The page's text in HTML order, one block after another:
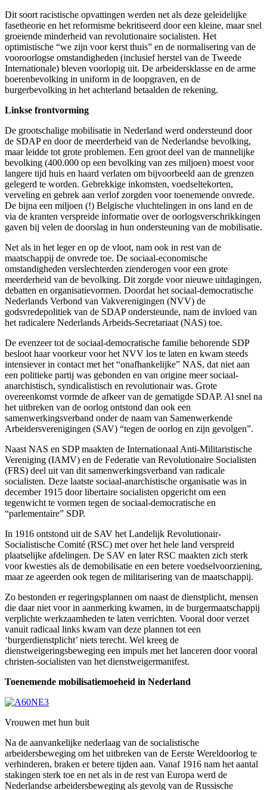
Dit soort racistische opvattingen werden net als deze geleidelijke
fasetheorie en het reformisme bekritiseerd door een kleine, maar snel
groeiende minderheid van revolutionaire socialisten. Het
optimistische “we zijn voor kerst thuis” en de normalisering van de
vooroorlogse omstandigheden (inclusief herstel van de Tweede
Internationale) bleven voorlopig uit. De arbeidersklasse en de arme
boerenbevolking in uniform in de loopgraven, en de
burgerbevolking in het achterland betaalden de rekening.
Linkse frontvorming
De grootschalige mobilisatie in Nederland werd ondersteund door
de SDAP en door de meerderheid van de Nederlandse bevolking,
maar leidde tot grote problemen. Een groot deel van de mannelijke
bevolking (400.000 op een bevolking van zes miljoen) moest voor
langere tijd huis en haard verlaten om bijvoorbeeld aan de grenzen
gelegerd te worden. Gebrekkige inkomsten, voedseltekorten,
verveling en gebrek aan verlof zorgden voor toenemende onvrede.
De bijna een miljoen (!) Belgische vluchtelingen in ons land en de
via de kranten verspreide informatie over de oorlogsverschrikkingen
gaven bij velen de doorslag in hun ondersteuning van de mobilisatie.
Net als in het leger en op de vloot, nam ook in rest van de
maatschappij de onvrede toe. De sociaal-economische
omstandigheden verslechterden zienderogen voor een grote
meerderheid van de bevolking. Dit zorgde voor nieuwe uitdagingen,
debatten en organisatievormen. Doordat het sociaal-democratische
Nederlands Verbond van Vakverenigingen (NVV) de
godsvredepolitiek van de SDAP ondersteunde, nam de invloed van
het radicalere Nederlands Arbeids-Secretariaat (NAS) toe.
De evenzeer tot de sociaal-democratische familie behorende SDP
besloot haar voorkeur voor het NVV los te laten en kwam steeds
intensiever in contact met het “onafhankelijke” NAS, dat niet aan
een politieke partij was gebonden en van origine meer sociaal-
anarchistisch, syndicalistisch en revolutionair was. Grote
overeenkomst vormde de afkeer van de gematigde SDAP. Al snel na
het uitbreken van de oorlog ontstond dan ook een
samenwerkingsverband onder de naam van Samenwerkende
Arbeidersverenigingen (SAV) “tegen de oorlog en zijn gevolgen”.
Naast NAS en SDP maakten de Internationaal Anti-Militaristische
Vereniging (IAMV) en de Federatie van Revolutionaire Socialisten
(FRS) deel uit van dit samenwerkingsverband van radicale
socialisten. Deze laatste sociaal-anarchistische organisatie was in
december 1915 door libertaire socialisten opgericht om een
tegenwicht te vormen tegen de sociaal-democratische en
“parlementaire” SDP.
In 1916 ontstond uit de SAV het Landelijk Revolutionair-
Socialistische Comité (RSC) met over het hele land verspreid
plaatselijke afdelingen. De SAV en later RSC maakten zich sterk
voor kwesties als de demobilisatie en een betere voedselvoorziening,
maar ze ageerden ook tegen de militarisering van de maatschappij.
Zo bestonden er regeringsplannen om naast de dienstplicht, mensen
die daar niet voor in aanmerking kwamen, in de burgermaatschappij
verplichte werkzaamheden te laten verrichten. Vooral door verzet
vanuit radicaal links kwam van deze plannen tot een
‘burgerdienstplicht’ niets terecht. Wel kreeg de
dienstweigeringsbeweging een impuls met het lanceren door vooral
christen-socialisten van het dienstweigermanifest.
Toenemende mobilisatiemoeheid in Nederland
Vrouwen met hun buit
Na de aanvankelijke nederlaag van de socialistische
arbeidersbeweging om het uitbreken van de Eerste Wereldoorlog te
verhinderen, braken er betere tijden aan. Vanaf 1916 nam het aantal
stakingen sterk toe en net als in de rest van Europa werd de
Nederlandse arbeidersbeweging als gevolg van de Russische